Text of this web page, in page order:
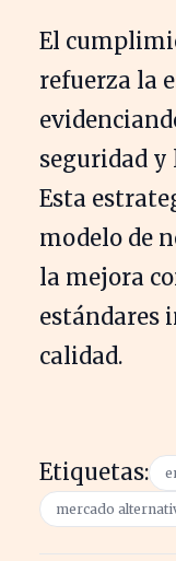
El
refuerza la
seguridad
Esta
modelo de
la mejora
estándares
calidad.
Etiquetas:
mercado